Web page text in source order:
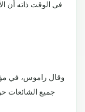
في الوقت ذاته أن
وقال راموس، في
جميع الشائعات